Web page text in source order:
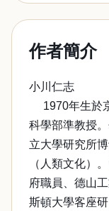
作者簡介
小川仁志
1970年生於
科學部準教授
立大學研究所
（人類文化）
府職員、德山
斯頓大學客座